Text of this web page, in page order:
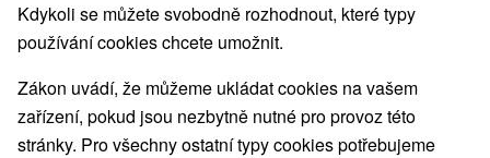
Kdykoli se můžete svobodně rozhodnout, které typy
používání cookies chcete umožnit.
Zákon uvádí, že můžeme ukládat cookies na vašem
zařízení, pokud jsou nezbytně nutné pro provoz této
stránky. Pro všechny ostatní typy cookies potřebujeme